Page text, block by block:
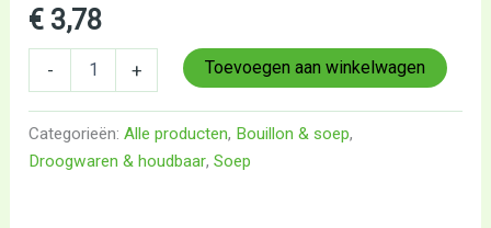
€ 3,78
- + Toevoegen aan winkelwagen
Categorieën:Alle producten, Bouillon & soep,
Droogwaren & houdbaar,Soep